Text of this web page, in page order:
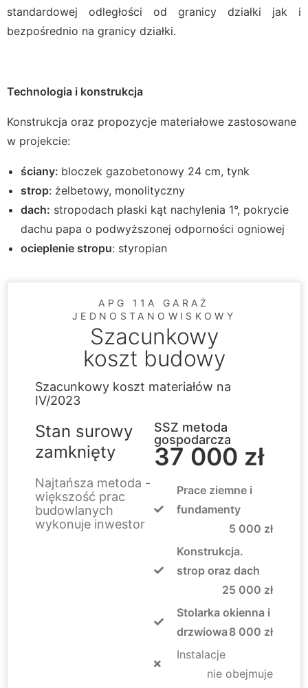
standardowej odległości od granicy działki jak i
bezpośrednio na granicy działki.
Technologia i konstrukcja
Konstrukcja oraz propozycje materiałowe zastosowane
w projekcie:
ściany: bloczek gazobetonowy 24 cm, tynk
strop: żelbetowy, monolityczny
dach: stropodach płaski kąt nachylenia 1°, pokrycie
dachu papa o podwyższonej odporności ogniowej
ocieplenie stropu: styropian
APG 11A GARAŻ
JEDNOSTANOWISKOWY
Szacunkowy
koszt budowy
Szacunkowy koszt materiałów na
IV/2023
Stan surowy
zamknięty
Najtańsza metoda -
większość prac
budowlanych
wykonuje inwestor
SSZ metoda
gospodarcza
37 000 zł
Prace ziemne i
fundamenty
5 000 zł
Konstrukcja.
strop oraz dach
25 000 zł
Stolarka okienna i
drzwiowa 8 000 zł
Instalacje
nie obejmuje